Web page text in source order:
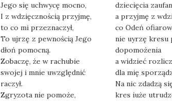
Jego się uchwycę mocno,
I z wdzięcznością przyjmę,
to co mi przeznaczył,
To ujrzę z pewnością Jego
dłoń pomocną.
Zobaczę, że w rachubie
swojej i mnie uwzględnić
raczył.
Zgryzota nie pomoże,
dziecięcia
a przyjmę z
co Odeń
nie uyrzę kresu
dopomożenia
a widzieć
dla mię
Na nic zdadzą
kres iuże